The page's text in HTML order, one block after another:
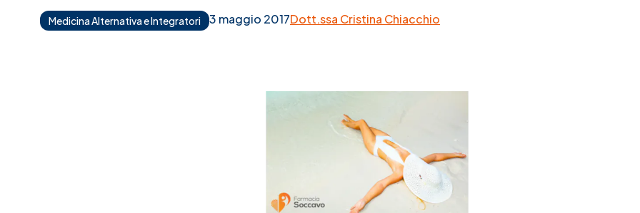
Medicina Alternativa e Integratori 3 maggio 2017Dott.ssa Cristina Chiacchio